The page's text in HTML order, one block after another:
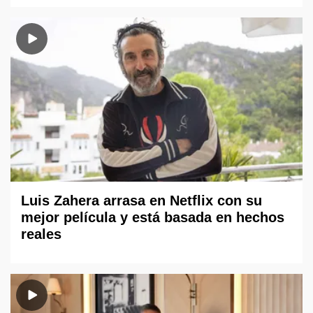
Luis Zahera arrasa en Netflix con su
mejor película y está basada en hechos
reales